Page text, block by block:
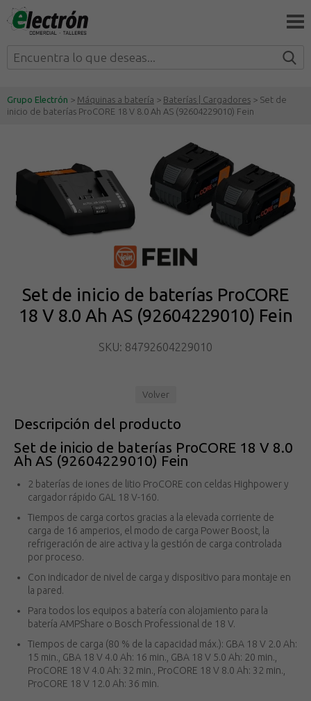
Grupo Electrón > Máquinas a batería > Baterías | Cargadores > Set de
inicio de baterías ProCORE 18 V 8.0 Ah AS (92604229010) Fein
Set de inicio de baterías ProCORE
18 V 8.0 Ah AS (92604229010) Fein
SKU: 84792604229010
Volver
Descripción del producto
Set de inicio de baterías ProCORE 18 V 8.0
Ah AS (92604229010) Fein
2 baterías de iones de litio ProCORE con celdas Highpower y
cargador rápido GAL 18 V-160.
Tiempos de carga cortos gracias a la elevada corriente de
carga de 16 amperios, el modo de carga Power Boost, la
refrigeración de aire activa y la gestión de carga controlada
por proceso.
Con indicador de nivel de carga y dispositivo para montaje en
la pared.
Para todos los equipos a batería con alojamiento para la
batería AMPShare o Bosch Professional de 18 V.
Tiempos de carga (80 % de la capacidad máx.): GBA 18 V 2.0 Ah:
15 min., GBA 18 V 4.0 Ah: 16 min., GBA 18 V 5.0 Ah: 20 min.,
ProCORE 18 V 4.0 Ah: 32 min., ProCORE 18 V 8.0 Ah: 32 min.,
ProCORE 18 V 12.0 Ah: 36 min.